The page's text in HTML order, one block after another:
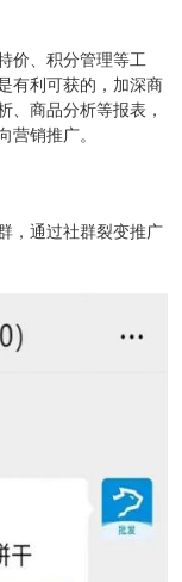
价、积分管理等工
有利可获的，加深商
、商品分析等报表，
营销推广。
，通过社群裂变推广